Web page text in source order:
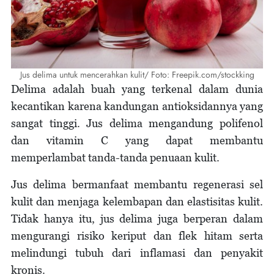
Jus delima untuk mencerahkan kulit/ Foto: Freepik.com/stockking
Delima adalah buah yang terkenal dalam dunia
kecantikan karena kandungan antioksidannya yang
sangat tinggi. Jus delima mengandung polifenol
dan vitamin C yang dapat membantu
memperlambat tanda-tanda penuaan kulit.
Jus delima bermanfaat membantu regenerasi sel
kulit dan menjaga kelembapan dan elastisitas kulit.
Tidak hanya itu, jus delima juga berperan dalam
mengurangi risiko keriput dan flek hitam serta
melindungi tubuh dari inflamasi dan penyakit
kronis.